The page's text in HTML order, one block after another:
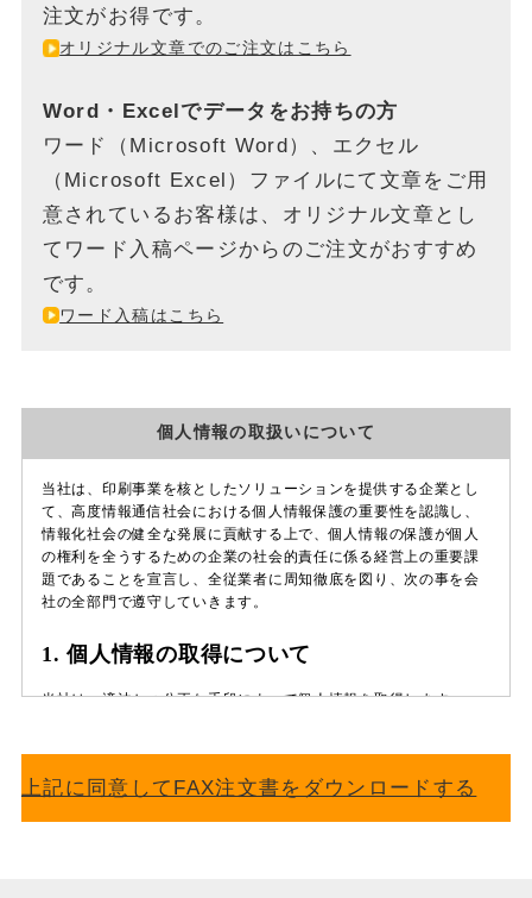
注文がお得です。
オリジナル文章でのご注文はこちら
Word・Excelでデータをお持ちの方
ワード（Microsoft Word）、エクセル
（Microsoft Excel）ファイルにて文章をご用
意されているお客様は、オリジナル文章とし
てワード入稿ページからのご注文がおすすめ
です。
ワード入稿はこちら
個人情報の取扱いについて
上記に同意してFAX注文書をダウンロードする